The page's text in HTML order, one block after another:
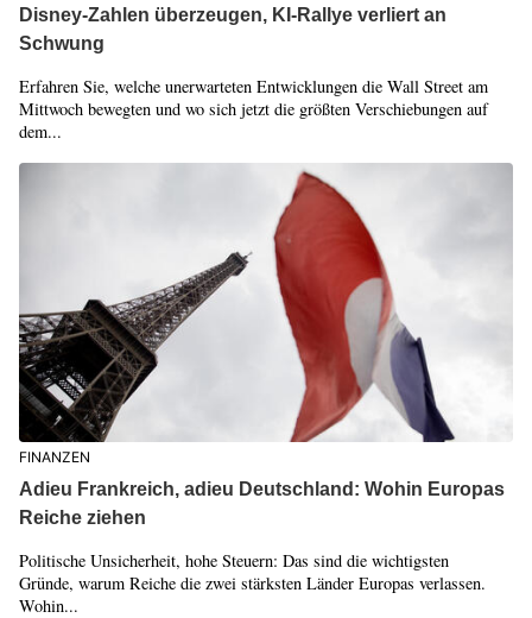
Disney-Zahlen überzeugen, KI-Rallye verliert an
Schwung
Erfahren Sie, welche unerwarteten Entwicklungen die Wall Street am
Mittwoch bewegten und wo sich jetzt die größten Verschiebungen auf
dem...
FINANZEN
Adieu Frankreich, adieu Deutschland: Wohin Europas
Reiche ziehen
Politische Unsicherheit, hohe Steuern: Das sind die wichtigsten
Gründe, warum Reiche die zwei stärksten Länder Europas verlassen.
Wohin...